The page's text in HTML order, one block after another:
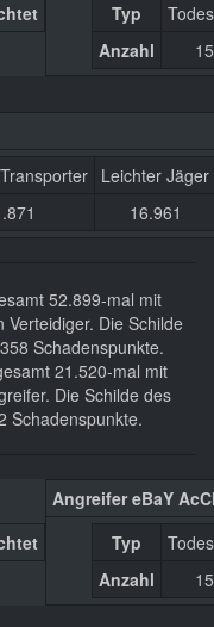
Typ
Anzahl
Leichter Jäger
16.961
52.899-mal mit
Die Schilde
Schadenspunkte.
21.520-mal mit
Die Schilde des
Schadenspunkte.
Angreifer eBaY
Typ
Anzahl